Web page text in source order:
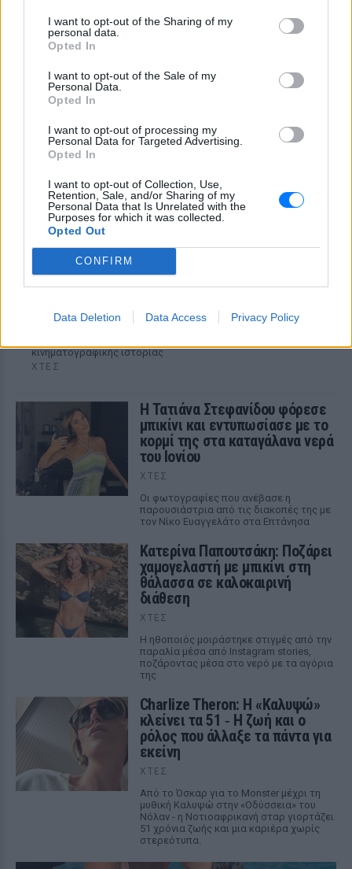
I want to opt-out of the Sharing of my
personal data.
Opted In
I want to opt-out of the Sale of my
Personal Data.
Opted In
I want to opt-out of processing my
Personal Data for Targeted Advertising.
Opted In
I want to opt-out of Collection, Use,
Retention, Sale, and/or Sharing of my
Personal Data that Is Unrelated with the
Purposes for which it was collected.
Opted Out
CONFIRM
Data Deletion Data Access Privacy Policy
τις φήμες χωρισμού με τον
Ιωαννίδη: «Διασταυρώστε
εκτοξεύσετε τη βλακεία σας»
story στο Instagram για να διαψεύσει όσα
κυκλοφορούν για την ερωτική της ζωή
Το μαροκινό χωριό που έγινε Τροία για τον
Nolan, Yunkai για το Game of Thrones και
Από το «Lawrence of Arabia» και το Game of Thrones μέχρι
κινηματογραφικής ιστορίας
ΧΤΕΣ
Η Τατιάνα Στεφανίδου φόρεσε
μπικίνι και εντυπωσίασε με το
κορμί της στα καταγάλανα νερά
του Ιονίου
ΧΤΕΣ
Οι φωτογραφίες που ανέβασε η
παρουσιάστρια από τις διακοπές της με
τον Νίκο Ευαγγελάτο στα Επτάνησα
Κατερίνα Παπουτσάκη: Ποζάρει
χαμογελαστή με μπικίνι στη
θάλασσα σε καλοκαιρινή
διάθεση
ΧΤΕΣ
Η ηθοποιός μοιράστηκε στιγμές από την
παραλία μέσα από Instagram stories,
ποζάροντας μέσα στο νερό με τα αγόρια
της
Charlize Theron: Η «Καλυψώ»
κλείνει τα 51 ‑ H ζωή και ο
ρόλος που άλλαξε τα πάντα για
εκείνη
ΧΤΕΣ
Από το Όσκαρ για το Monster μέχρι τη
μυθική Καλυψώ στην «Οδύσσεια» του
Νόλαν - η Νοτιοαφρικανή σταρ γιορτάζει
51 χρόνια ζωής και μια καριέρα χωρίς
στερεότυπα.